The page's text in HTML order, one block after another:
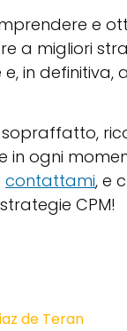
e
a migliori
e, in definitiva,
sopraffatto,
in ogni
contattami, e
CPM!
de Teran